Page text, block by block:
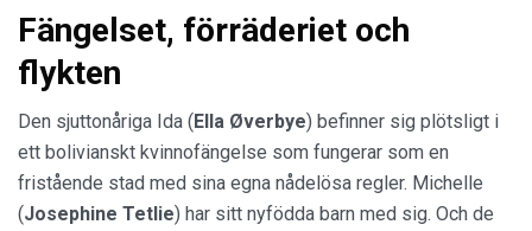
Fängelset, förräderiet och
flykten
Den sjuttonåriga Ida (Ella Øverbye) befinner sig plötsligt i
ett bolivianskt kvinnofängelse som fungerar som en
fristående stad med sina egna nådelösa regler. Michelle
(Josephine Tetlie) har sitt nyfödda barn med sig. Och de